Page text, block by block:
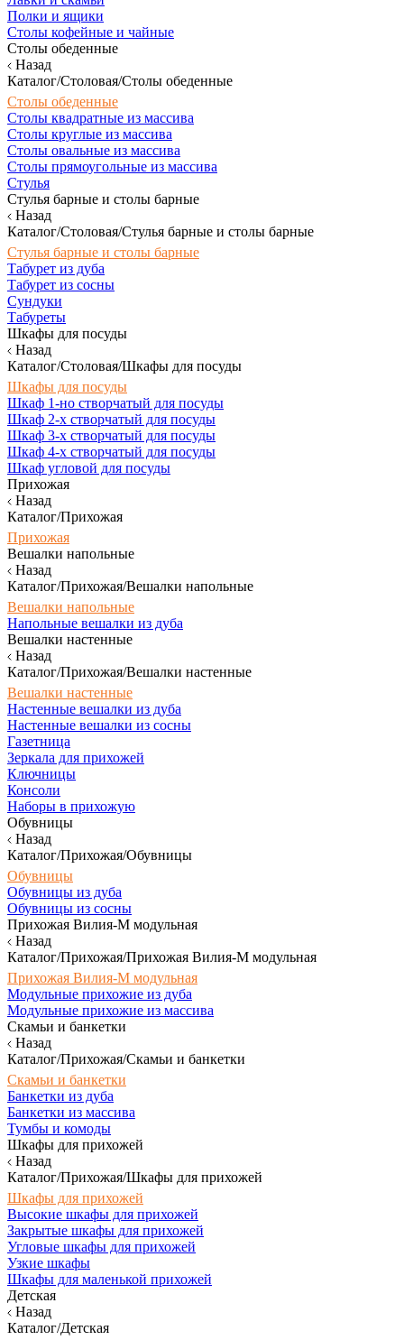
Полки и ящики
Столы кофейные и чайные
Столы обеденные
Назад
Каталог/Столовая/Столы обеденные
Столы обеденные
Столы квадратные из массива
Столы круглые из массива
Столы овальные из массива
Столы прямоугольные из массива
Стулья
Стулья барные и столы барные
Назад
Каталог/Столовая/Стулья барные и столы барные
Стулья барные и столы барные
Табурет из дуба
Табурет из сосны
Сундуки
Табуреты
Шкафы для посуды
Назад
Каталог/Столовая/Шкафы для посуды
Шкафы для посуды
Шкаф 1-но створчатый для посуды
Шкаф 2-х створчатый для посуды
Шкаф 3-х створчатый для посуды
Шкаф 4-х створчатый для посуды
Шкаф угловой для посуды
Прихожая
Назад
Каталог/Прихожая
Прихожая
Вешалки напольные
Назад
Каталог/Прихожая/Вешалки напольные
Вешалки напольные
Напольные вешалки из дуба
Вешалки настенные
Назад
Каталог/Прихожая/Вешалки настенные
Вешалки настенные
Настенные вешалки из дуба
Настенные вешалки из сосны
Газетница
Зеркала для прихожей
Ключницы
Консоли
Наборы в прихожую
Обувницы
Назад
Каталог/Прихожая/Обувницы
Обувницы
Обувницы из дуба
Обувницы из сосны
Прихожая Вилия-М модульная
Назад
Каталог/Прихожая/Прихожая Вилия-М модульная
Прихожая Вилия-М модульная
Модульные прихожие из дуба
Модульные прихожие из массива
Скамьи и банкетки
Назад
Каталог/Прихожая/Скамьи и банкетки
Скамьи и банкетки
Банкетки из дуба
Банкетки из массива
Тумбы и комоды
Шкафы для прихожей
Назад
Каталог/Прихожая/Шкафы для прихожей
Шкафы для прихожей
Высокие шкафы для прихожей
Закрытые шкафы для прихожей
Угловые шкафы для прихожей
Узкие шкафы
Шкафы для маленькой прихожей
Детская
Назад
Каталог/Детская